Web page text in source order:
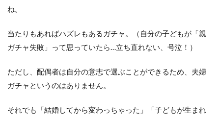
ね。
当たりもあればハズレもあるガチャ。（自分の子どもが「親
ガチャ失敗」って思っていたら…立ち直れない、号泣！）
ただし、配偶者は自分の意志で選ぶことができるため、夫婦
ガチャというのはありません。
それでも「結婚してから変わっちゃった」「子どもが生まれ